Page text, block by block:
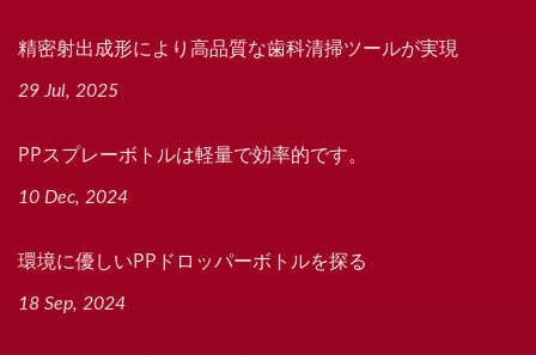
精密射出成形により高品質な歯科清掃ツールが実現
29 Jul, 2025
PPスプレーボトルは軽量で効率的です。
10 Dec, 2024
環境に優しいPPドロッパーボトルを探る
18 Sep, 2024